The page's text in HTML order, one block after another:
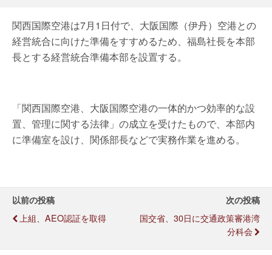
関西国際空港は7月1日付で、大阪国際（伊丹）空港との
経営統合に向けた準備をすすめるため、福島社長を本部
長とする経営統合準備本部を設置する。
「関西国際空港、大阪国際空港の一体的かつ効率的な設
置、管理に関する法律」の成立を受けたもので、本部内
に準備室を設け、関係部長などで実務作業を進める。
以前の投稿
上組、AEO認証を取得
次の投稿
国交省、30日に交通政策審港湾
分科会